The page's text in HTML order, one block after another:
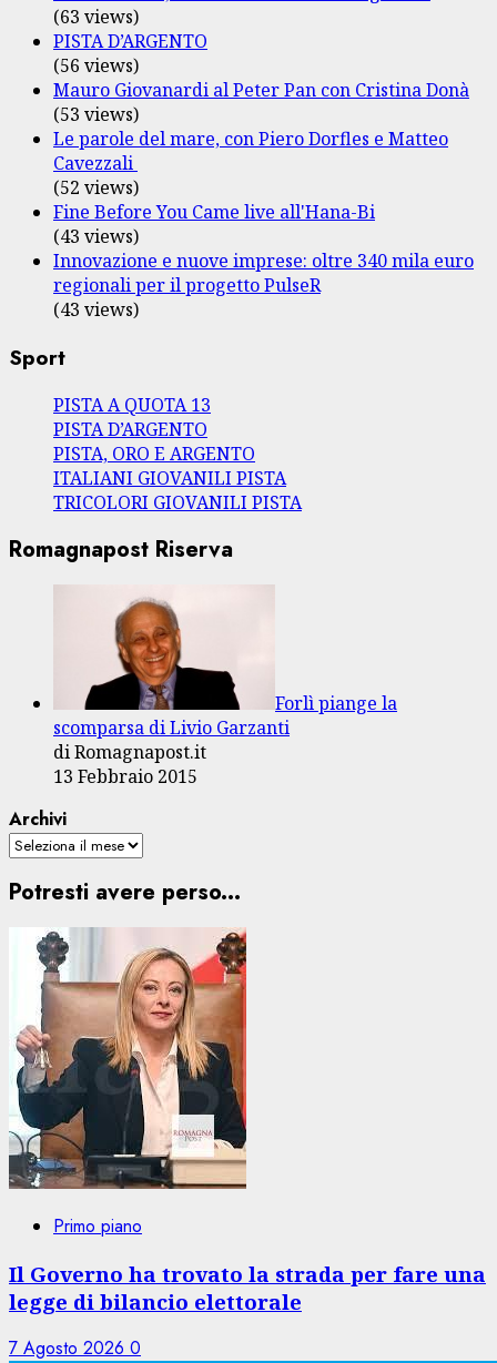
(63 views)
PISTA D’ARGENTO
(56 views)
Mauro Giovanardi al Peter Pan con Cristina Donà
(53 views)
Le parole del mare, con Piero Dorfles e Matteo
Cavezzali
(52 views)
Fine Before You Came live all'Hana-Bi
(43 views)
Innovazione e nuove imprese: oltre 340 mila euro
regionali per il progetto PulseR
(43 views)
Sport
PISTA A QUOTA 13
PISTA D’ARGENTO
PISTA, ORO E ARGENTO
ITALIANI GIOVANILI PISTA
TRICOLORI GIOVANILI PISTA
Romagnapost Riserva
Forlì piange la
scomparsa di Livio Garzanti
di Romagnapost.it
13 Febbraio 2015
Archivi
Potresti avere perso...
Primo piano
Il Governo ha trovato la strada per fare una
legge di bilancio elettorale
7 Agosto 2026 0